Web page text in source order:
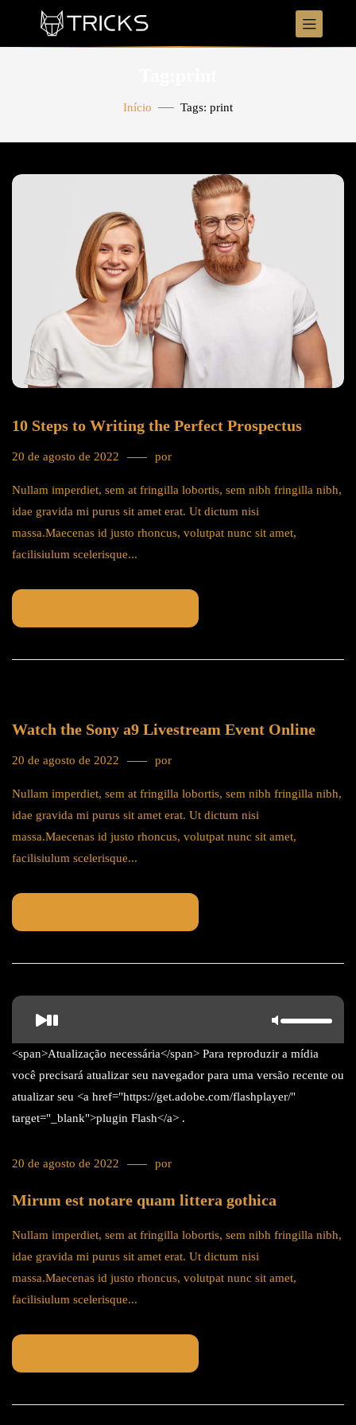
Início Tags: print
10 Steps to Writing the Perfect Prospectus
20 de agosto de 2022 por
Nullam imperdiet, sem at fringilla lobortis, sem nibh fringilla nibh,
idae gravida mi purus sit amet erat. Ut dictum nisi
massa.Maecenas id justo rhoncus, volutpat nunc sit amet,
facilisiulum scelerisque...
Watch the Sony a9 Livestream Event Online
20 de agosto de 2022 por
Nullam imperdiet, sem at fringilla lobortis, sem nibh fringilla nibh,
idae gravida mi purus sit amet erat. Ut dictum nisi
massa.Maecenas id justo rhoncus, volutpat nunc sit amet,
facilisiulum scelerisque...
<span>Atualização necessária</span> Para reproduzir a mídia
você precisará atualizar seu navegador para uma versão recente ou
atualizar seu <a href="https://get.adobe.com/flashplayer/"
target="_blank">plugin Flash</a> .
20 de agosto de 2022 por
Mirum est notare quam littera gothica
Nullam imperdiet, sem at fringilla lobortis, sem nibh fringilla nibh,
idae gravida mi purus sit amet erat. Ut dictum nisi
massa.Maecenas id justo rhoncus, volutpat nunc sit amet,
facilisiulum scelerisque...